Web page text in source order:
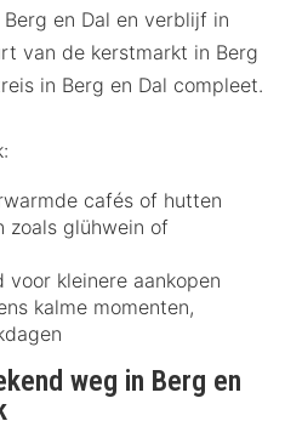
en Dal en verblijf in
van de kerstmarkt in Berg
in Berg en Dal compleet.
cafés of hutten
zoals glühwein of
kleinere aankopen
kalme momenten,
weg in Berg en